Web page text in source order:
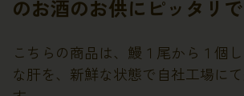
のお酒のお供にピッタリで
こちらの商品は、鰻１尾から１個
な肝を、新鮮な状態で自社工場に